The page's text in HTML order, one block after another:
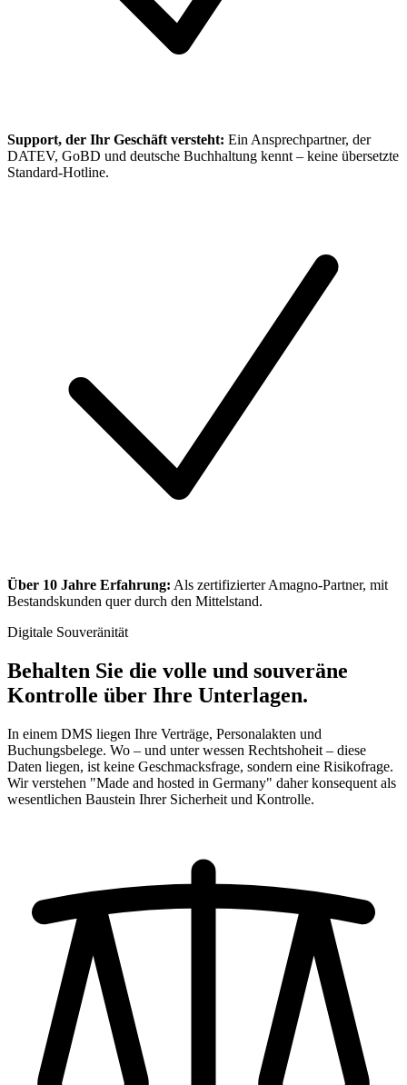
Support, der Ihr Geschäft versteht: Ein Ansprechpartner, der
DATEV, GoBD und deutsche Buchhaltung kennt – keine übersetzte
Standard-Hotline.
Über 10 Jahre Erfahrung: Als zertifizierter Amagno-Partner, mit
Bestandskunden quer durch den Mittelstand.
Digitale Souveränität
Behalten Sie die volle und souveräne
Kontrolle über Ihre Unterlagen.
In einem DMS liegen Ihre Verträge, Personalakten und
Buchungsbelege. Wo – und unter wessen Rechtshoheit – diese
Daten liegen, ist keine Geschmacksfrage, sondern eine Risikofrage.
Wir verstehen "Made and hosted in Germany" daher konsequent als
wesentlichen Baustein Ihrer Sicherheit und Kontrolle.